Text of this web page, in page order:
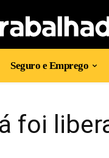
Seguro e Emprego
foi